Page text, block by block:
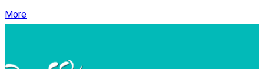
More